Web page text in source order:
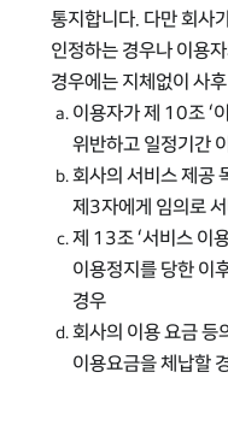
통지합니다. 다만 회사
인정하는 경우나 이용
경우에는 지체없이 사
이용자가 제 10조 ‘
위반하고 일정기간
회사의 서비스 제공
제3자에게 임의로
제 13조 ‘서비스 이
이용정지를 당한 이
경우
회사의 이용 요금 등
이용요금을 체납할